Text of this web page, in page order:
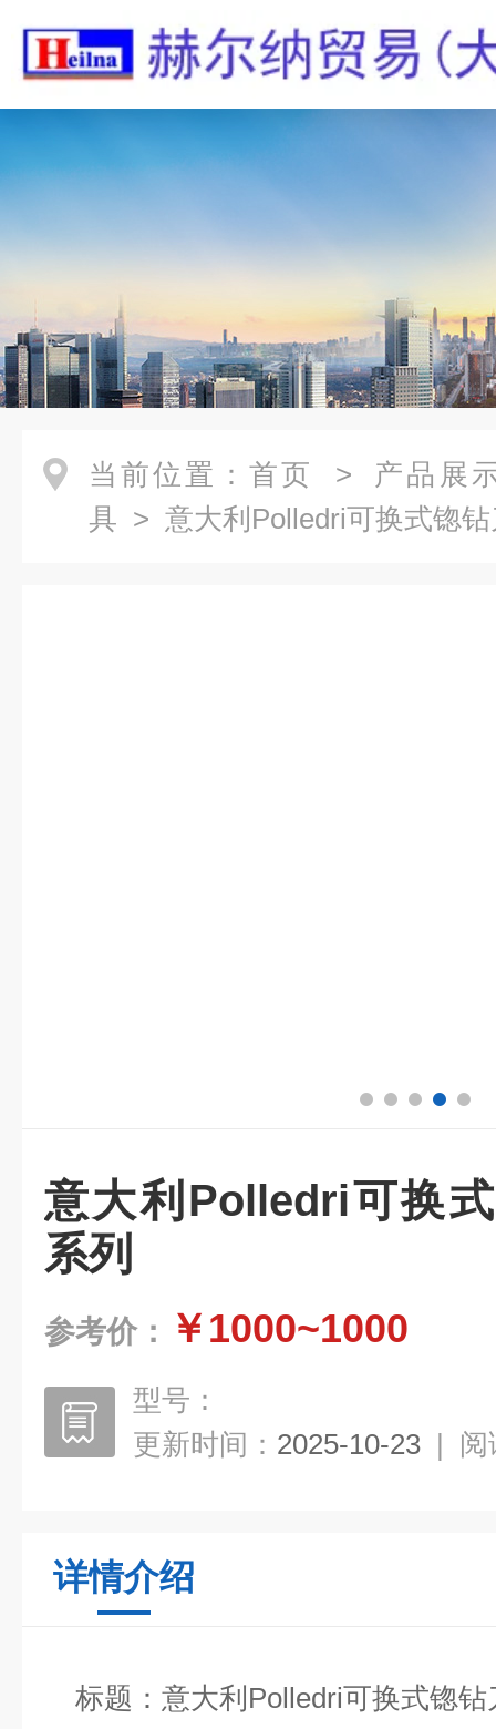
当前位置： 首页 > 产品展
具 > 意大利Polledri可换式锪
意大利Polledri可换
系列
参考价： ￥1000~1000
型号：
更新时间： 2025-10-23 | 阅
详情介绍
标题 ： 意大利 Polledri可换式锪